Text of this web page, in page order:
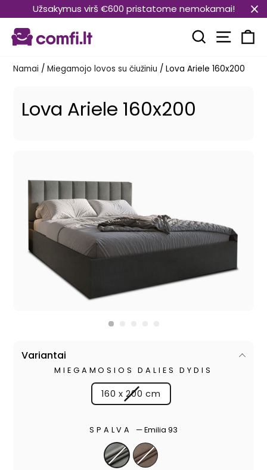
prie
turinio
Užsakymus virš €600 pristatome nemokamai!
Paieška
Namai / Miegamojo lovos su čiužiniu / Lova Ariele 160x200
Lova Ariele 160x200
Variantai
MIEGAMOSIOS DALIES DYDIS
160 x 200 cm
SPALVA —Emilia 93